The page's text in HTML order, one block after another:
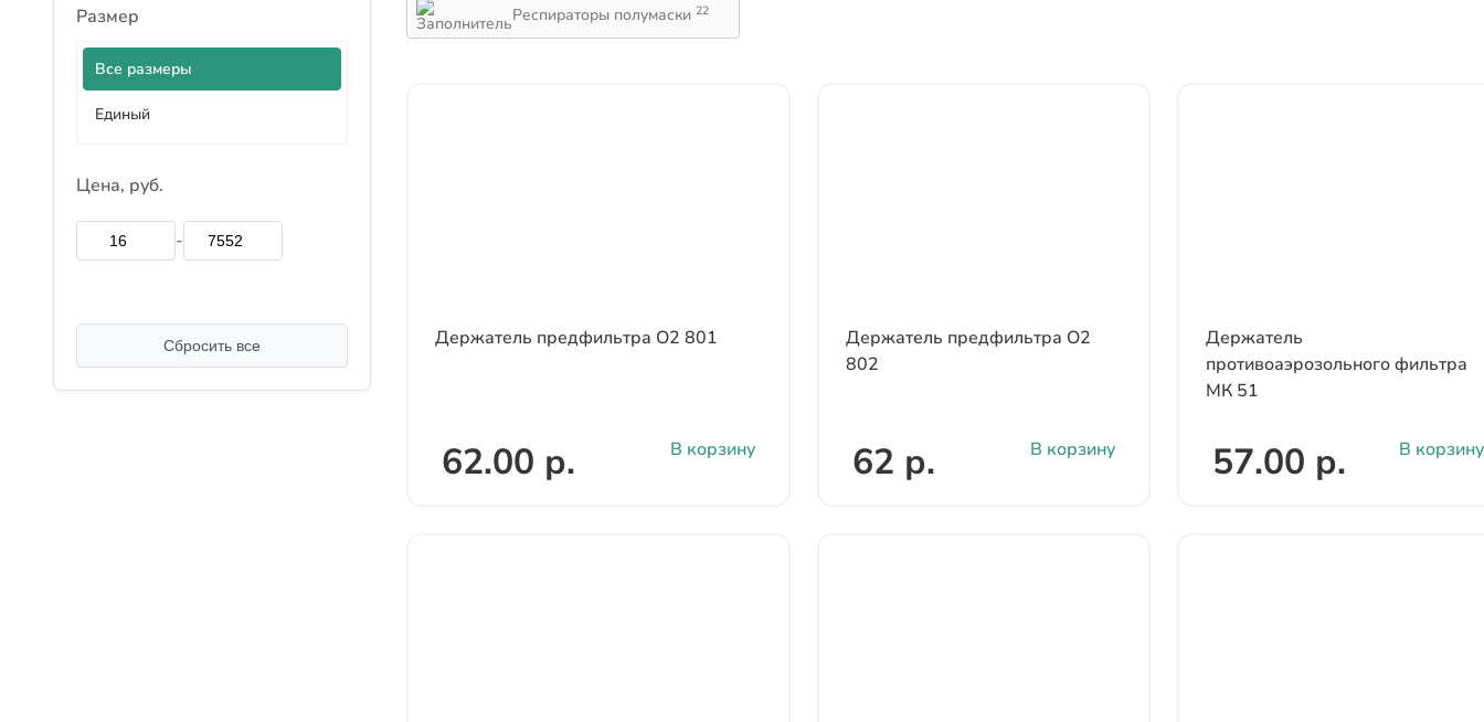
Размер
Все размеры
Единый
Цена, руб.
-
Сбросить все
Респираторы полумаски 22
Держатель предфильтра О2 801
62.00 р. В корзину
Держатель предфильтра О2
802
62 р. В корзину
Держатель
противоаэрозольного фильтра
МК 51
57.00 р. В корзину